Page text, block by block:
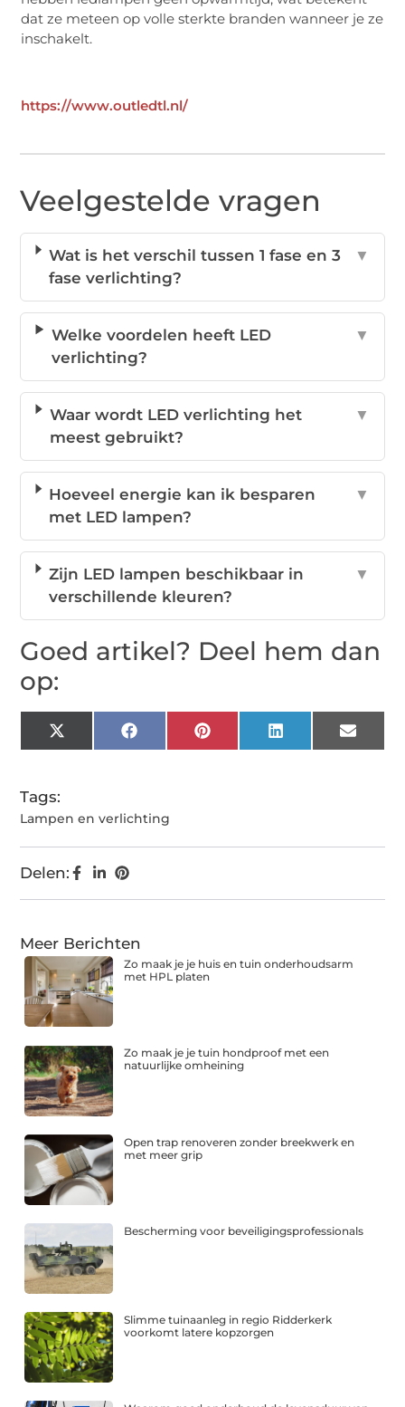
dat ze meteen op volle sterkte branden wanneer je ze
inschakelt.
https://www.outledtl.nl/
Veelgestelde vragen
Wat is het verschil tussen 1 fase en 3
fase verlichting?
▼
Welke voordelen heeft LED
verlichting?
▼
Waar wordt LED verlichting het
meest gebruikt?
▼
Hoeveel energie kan ik besparen
met LED lampen?
▼
Zijn LED lampen beschikbaar in
verschillende kleuren?
▼
Goed artikel? Deel hem dan
op:
X
(Twitter)
FacebookPinterestLinkedIn Email
Tags:
Lampen en verlichting
Delen:
Meer Berichten
Zo maak je je huis en tuin onderhoudsarm
met HPL platen
Zo maak je je tuin hondproof met een
natuurlijke omheining
Open trap renoveren zonder breekwerk en
met meer grip
Bescherming voor beveiligingsprofessionals
Slimme tuinaanleg in regio Ridderkerk
voorkomt latere kopzorgen